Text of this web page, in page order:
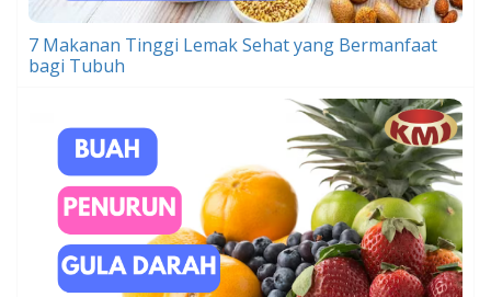
7 Makanan Tinggi Lemak Sehat yang Bermanfaat
bagi Tubuh